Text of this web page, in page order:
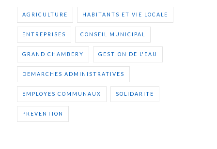
AGRICULTURE HABITANTS ET VIE LOCALE
ENTREPRISES CONSEIL MUNICIPAL
GRAND CHAMBERY GESTION DE L'EAU
DEMARCHES ADMINISTRATIVES
EMPLOYES COMMUNAUX SOLIDARITE
PREVENTION